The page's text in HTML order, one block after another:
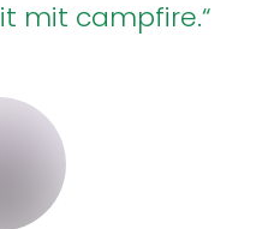
mit campfire.“